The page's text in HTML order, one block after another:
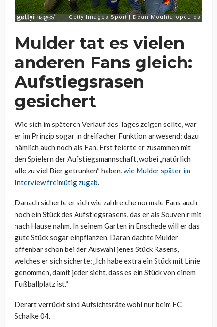
Mulder tat es vielen
anderen Fans gleich:
Aufstiegsrasen
gesichert
Wie sich im späteren Verlauf des Tages zeigen sollte, war
er im Prinzip sogar in dreifacher Funktion anwesend: dazu
nämlich auch noch als Fan. Erst feierte er zusammen mit
den Spielern der Aufstiegsmannschaft, wobei „natürlich
alle zu viel Bier getrunken“ haben,wie Mulder später im
Interview freimütig zugab.
Danach sicherte er sich wie zahlreiche normale Fans auch
noch ein Stück des Aufstiegsrasens, das er als Souvenir mit
nach Hause nahm. In seinem Garten in Enschede will er das
gute Stück sogar einpflanzen. Daran dachte Mulder
offenbar schon bei der Auswahl jenes Stück Rasens,
welches er sich sicherte: „Ich habe extra ein Stück mit Linie
genommen, damit jeder sieht, dass es ein Stück von einem
Fußballplatz ist.“
Derart verrückt sind Aufsichtsräte wohl nur beim FC
Schalke 04.